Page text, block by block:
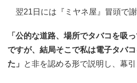
翌21日には『ミヤネ屋』冒頭で謝
「公的な道路、場所でタバコを吸
ですが、結局そこで私は電子タバ
た」
と非を認める形で説明し、幕引